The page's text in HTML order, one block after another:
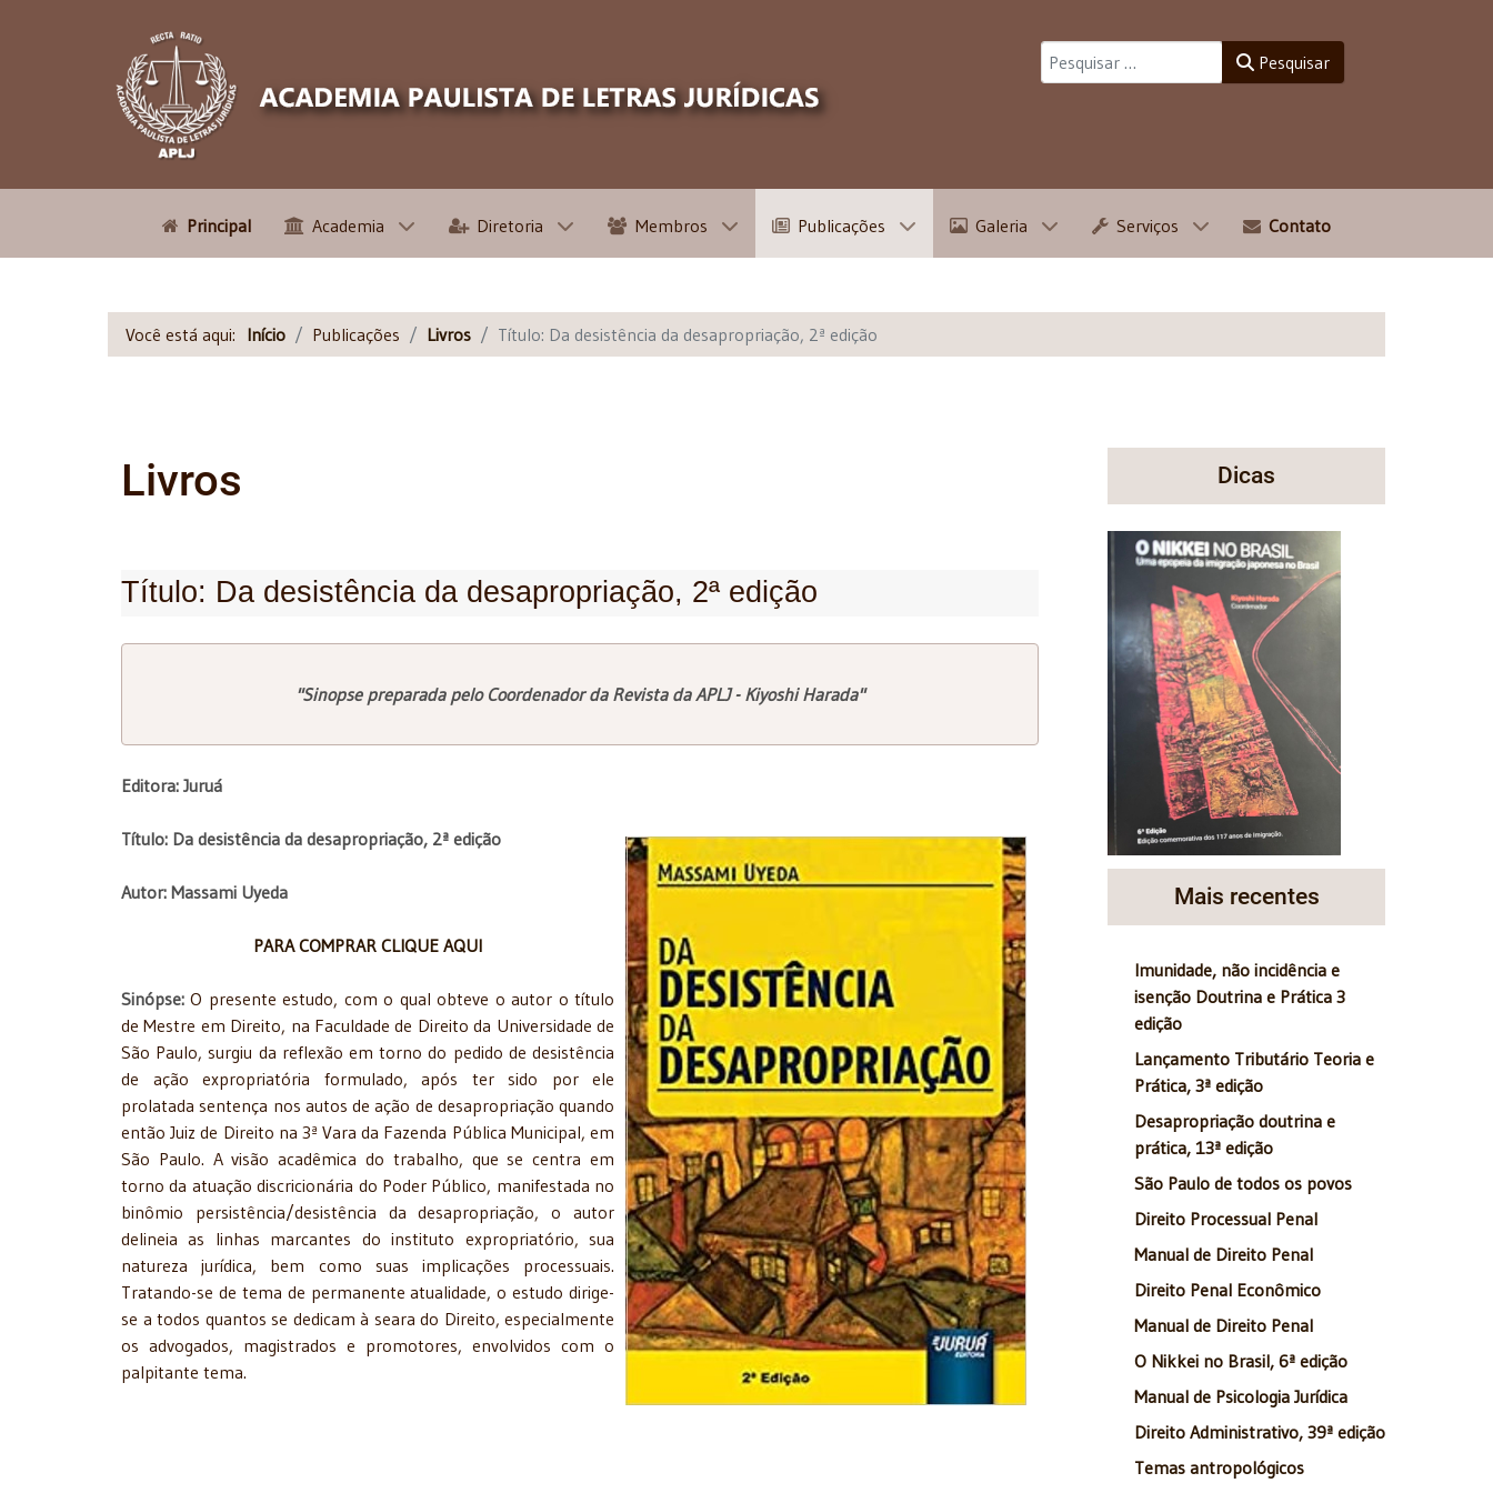
Pesquisar
Principal Academia Diretoria Membros Publicações Galeria Serviços Contato
Você está aqui: Início Publicações Livros Título: Da desistência da desapropriação, 2ª edição
Livros
Título: Da desistência da desapropriação, 2ª edição
"Sinopse preparada pelo Coordenador da Revista da APLJ - Kiyoshi Harada"
Editora: Juruá
Título: Da desistência da desapropriação, 2ª edição
Autor: Massami Uyeda
PARA COMPRAR CLIQUE AQUI
Sinópse:O presente estudo, com o qual obteve o autor o título
de Mestre em Direito, na Faculdade de Direito da Universidade de
São Paulo, surgiu da reflexão em torno do pedido de desistência
de ação expropriatória formulado, após ter sido por ele
prolatada sentença nos autos de ação de desapropriação quando
então Juiz de Direito na 3ª Vara da Fazenda Pública Municipal, em
São Paulo. A visão acadêmica do trabalho, que se centra em
torno da atuação discricionária do Poder Público, manifestada no
binômio persistência/desistência da desapropriação, o autor
delineia as linhas marcantes do instituto expropriatório, sua
natureza jurídica, bem como suas implicações processuais.
Tratando-se de tema de permanente atualidade, o estudo dirige-
se a todos quantos se dedicam à seara do Direito, especialmente
os advogados, magistrados e promotores, envolvidos com o
palpitante tema.
Dicas
Mais recentes
Imunidade, não incidência e
isenção Doutrina e Prática 3
edição
Lançamento Tributário Teoria e
Prática, 3ª edição
Desapropriação doutrina e
prática, 13ª edição
São Paulo de todos os povos
Direito Processual Penal
Manual de Direito Penal
Direito Penal Econômico
Manual de Direito Penal
O Nikkei no Brasil, 6ª edição
Manual de Psicologia Jurídica
Direito Administrativo, 39ª edição
Temas antropológicos